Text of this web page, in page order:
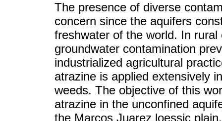
The presence of diverse
concern since the aquifers
freshwater of the world. In
groundwater contamination
industrialized agricultural
atrazine is applied extensively
weeds. The objective of this
atrazine in the unconfined
the Marcos Juarez loessic